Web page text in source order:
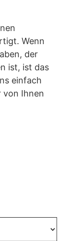
Wenn
der
ist, ist das
einfach
von Ihnen